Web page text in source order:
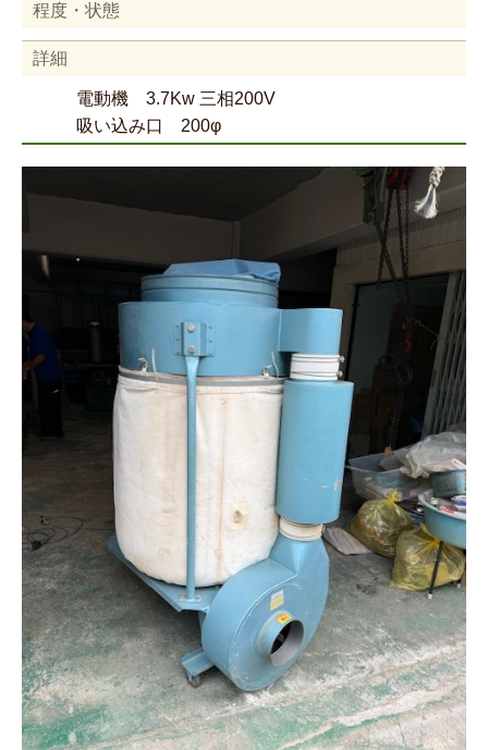
程度・状態
詳細
電動機 3.7Kw 三相200V
吸い込み口 200φ